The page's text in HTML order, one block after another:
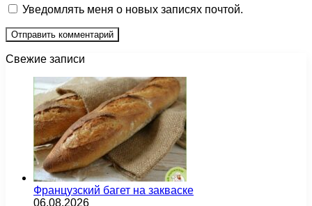
Уведомлять меня о новых записях почтой.
Свежие записи
Французский багет на закваске
06.08.2026